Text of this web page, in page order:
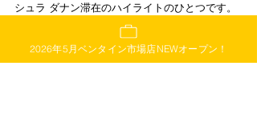
シュラ ダナン滞在のハイライトのひとつです。
インターコンチネンタル ダナン サ
ン ペニンシュラ リゾートへのアク
2026年5月ベンタイン市場店NEWオープン！